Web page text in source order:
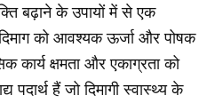
बढ़ाने के उपायों में से एक
को आवश्यक ऊर्जा और पोषक
कार्य क्षमता और एकाग्रता को
हैं जो दिमागी स्वास्थ्य के